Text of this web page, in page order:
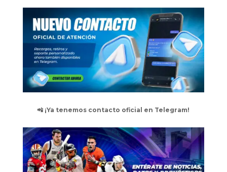
📲 ¡Ya tenemos contacto oficial en Telegram!